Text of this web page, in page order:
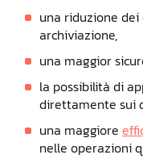
una riduzione
archiviazione,
una maggior
la possibilità di
direttamente sui
una maggiore
nelle operazioni